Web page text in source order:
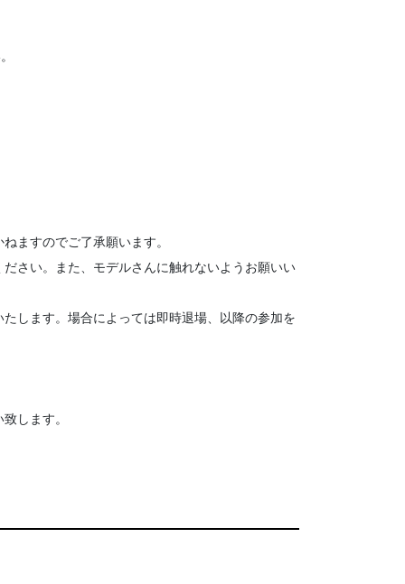
ますのでご了承願います。
さい。また、モデルさんに触れないようお願いい
します。場合によっては即時退場、以降の参加を
します。